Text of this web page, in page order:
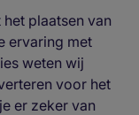
plaatsen van
ervaring met
weten wij
voor het
er zeker van